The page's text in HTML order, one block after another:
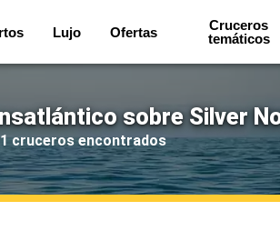
Lujo Ofertas
Cruceros
temáticos
sobre Silver
1 cruceros encontrados